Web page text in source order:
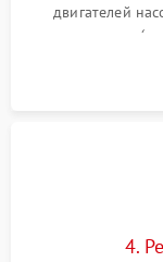
двигателей
прессостата
концевика
4.